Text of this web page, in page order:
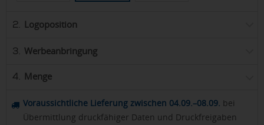
2. Logoposition
3. Werbeanbringung
4. Menge
Voraussichtliche Lieferung zwischen 04.09.–08.09. bei
Übermittlung druckfähiger Daten und Druckfreigaben